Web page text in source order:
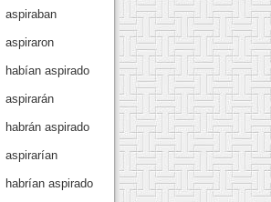
aspiraban
aspiraron
habían aspirado
aspirarán
habrán aspirado
aspirarían
habrían aspirado